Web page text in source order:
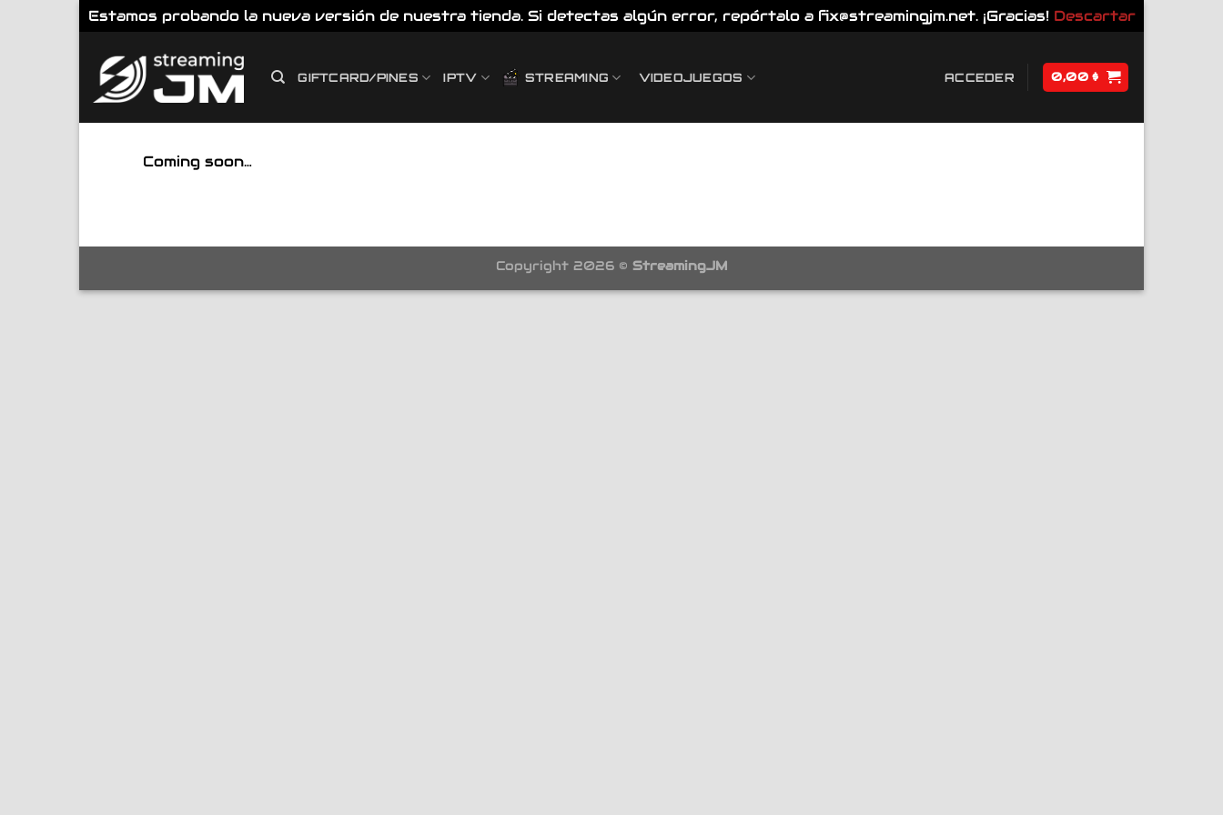
Estamos probando la nueva versión de nuestra tienda. Si detectas algún error, repórtalo a fix@streamingjm.net. ¡Gracias! Descartar
contenido
GIFTCARD/PINES IPTV STREAMING VIDEOJUEGOS ACCEDER 0,00$
Coming soon…
Copyright 2026 © StreamingJM